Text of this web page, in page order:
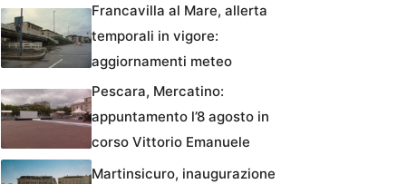
Francavilla al Mare, allerta
temporali in vigore:
aggiornamenti meteo
Pescara, Mercatino:
appuntamento l’8 agosto in
corso Vittorio Emanuele
Martinsicuro, inaugurazione